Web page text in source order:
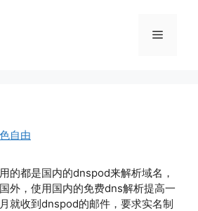
菜
自由
的都是国内的dnspod来解析域名，
外，使用国内的免费dns解析提高一
就收到dnspod的邮件，要求实名制